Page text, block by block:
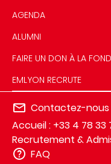
AGENDA
ALUMNI
FAIRE UN DON À LA
EMLYON RECRUTE
Contactez-nous
Accueil : +33 4 78 33
Recrutement &
FAQ